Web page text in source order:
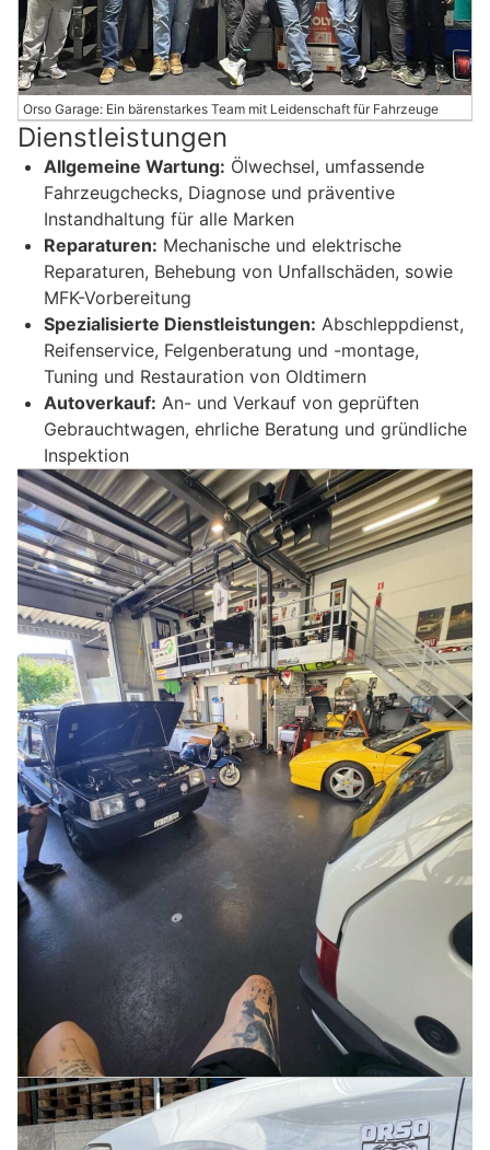
Orso Garage: Ein bärenstarkes Team mit Leidenschaft für Fahrzeuge
Dienstleistungen
Allgemeine Wartung: Ölwechsel, umfassende
Fahrzeugchecks, Diagnose und präventive
Instandhaltung für alle Marken
Reparaturen: Mechanische und elektrische
Reparaturen, Behebung von Unfallschäden, sowie
MFK-Vorbereitung
Spezialisierte Dienstleistungen: Abschleppdienst,
Reifenservice, Felgenberatung und -montage,
Tuning und Restauration von Oldtimern
Autoverkauf: An- und Verkauf von geprüften
Gebrauchtwagen, ehrliche Beratung und gründliche
Inspektion